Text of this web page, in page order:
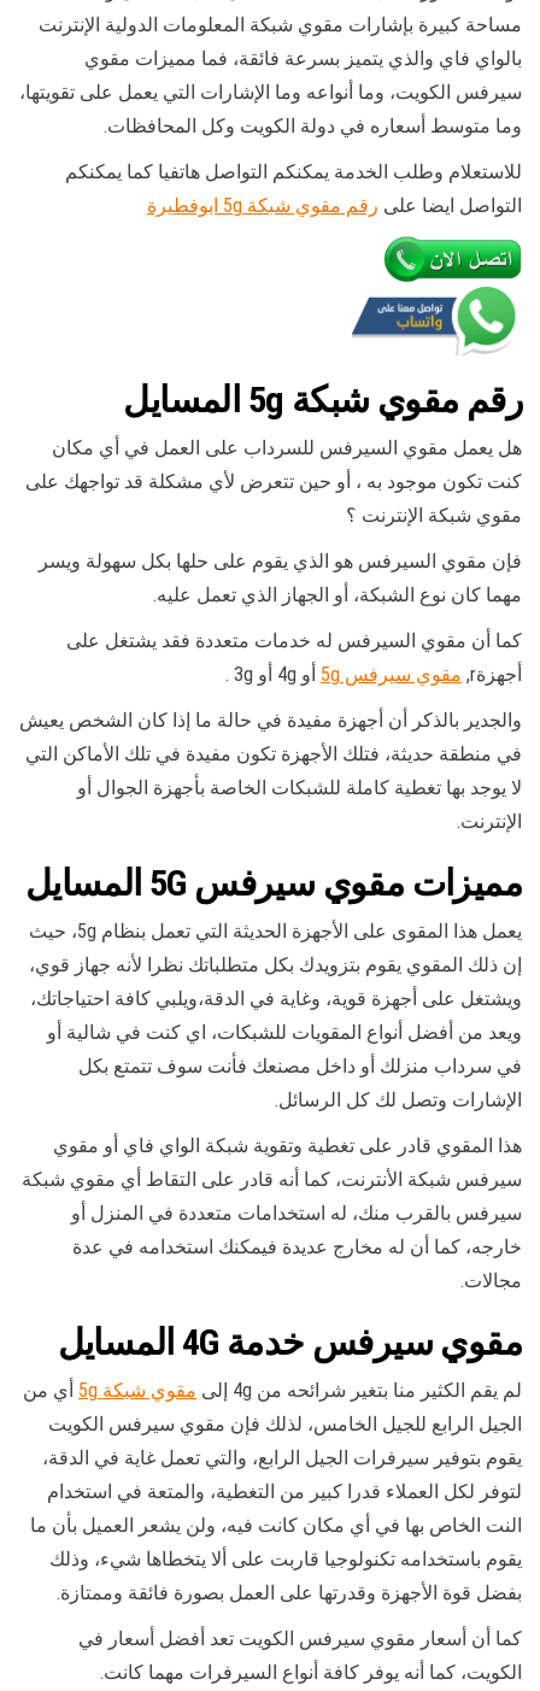
مساحة كبيرة بإشارات مقوي شبكة المعلومات الدولية الإنترنت
بالواي فاي والذي يتميز بسرعة فائقة، فما مميزات مقوي
سيرفس الكويت، وما أنواعه وما الإشارات التي يعمل على تقويتها،
وما متوسط أسعاره في دولة الكويت وكل المحافظات.
للاستعلام وطلب الخدمة يمكنكم التواصل هاتفيا كما يمكنكم
التواصل ايضا على رقم مقوي شبكة 5g ابوفطيرة
رقم مقوي شبكة 5g المسايل
هل يعمل مقوي السيرفس للسرداب على العمل في أي مكان
كنت تكون موجود به ، أو حين تتعرض لأي مشكلة قد تواجهك على
مقوي شبكة الإنترنت ؟
فإن مقوي السيرفس هو الذي يقوم على حلها بكل سهولة ويسر
مهما كان نوع الشبكة، أو الجهاز الذي تعمل عليه.
كما أن مقوي السيرفس له خدمات متعددة فقد يشتغل على
أجهزةr,
مقوي سيرفس 5g
أو 4g أو 3g .
والجدير بالذكر أن أجهزة مفيدة في حالة ما إذا كان الشخص يعيش
في منطقة حديثة، فتلك الأجهزة تكون مفيدة في تلك الأماكن التي
لا يوجد بها تغطية كاملة للشبكات الخاصة بأجهزة الجوال أو
الإنترنت.
مميزات مقوي سيرفس 5G المسايل
يعمل هذا المقوى على الأجهزة الحديثة التي تعمل بنظام 5g، حيث
إن ذلك المقوي يقوم بتزويدك بكل متطلباتك نظرا لأنه جهاز قوي،
ويشتغل على أجهزة قوية، وغاية في الدقة،ويلبي كافة احتياجاتك،
ويعد من أفضل أنواع المقويات للشبكات، اي كنت في شالية أو
في سرداب منزلك أو داخل مصنعك فأنت سوف تتمتع بكل
الإشارات وتصل لك كل الرسائل.
هذا المقوي قادر على تغطية وتقوية شبكة الواي فاي أو مقوي
سيرفس شبكة الأنترنت، كما أنه قادر على التقاط أي مقوي شبكة
سيرفس بالقرب منك، له استخدامات متعددة في المنزل أو
خارجه، كما أن له مخارج عديدة فيمكنك استخدامه في عدة
مجالات.
مقوي سيرفس خدمة 4G المسايل
لم يقم الكثير منا بتغير شرائحه من 4g إلى مقوي شبكة 5g
أي من
الجيل الرابع للجيل الخامس، لذلك فإن مقوي سيرفس الكويت
يقوم بتوفير سيرفرات الجيل الرابع، والتي تعمل غاية في الدقة،
لتوفر لكل العملاء قدرا كبير من التغطية، والمتعة في استخدام
النت الخاص بها في أي مكان كانت فيه، ولن يشعر العميل بأن ما
يقوم باستخدامه تكنولوجيا قاربت على ألا يتخطاها شيء، وذلك
بفضل قوة الأجهزة وقدرتها على العمل بصورة فائقة وممتازة.
كما أن أسعار مقوي سيرفس الكويت تعد أفضل أسعار في
الكويت، كما أنه يوفر كافة أنواع السيرفرات مهما كانت.